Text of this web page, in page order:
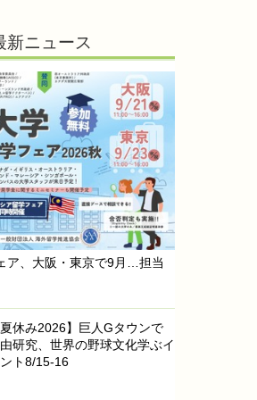
新ニュース
ア、大阪・東京で9月…担当
夏休み2026】巨人Gタウンで
研究、世界の野球文化学ぶイ
ト8/15-16